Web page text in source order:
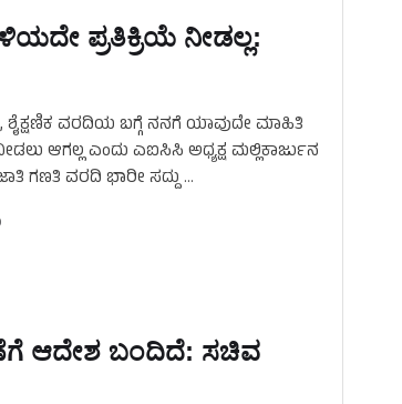
ಪ್ರತಿಕ್ರಿಯೆ ನೀಡಲ್ಲ:
ಶೈಕ್ಷಣಿಕ ವರದಿಯ ಬಗ್ಗೆ ನನಗೆ ಯಾವುದೇ ಮಾಹಿತಿ
ಆಗಲ್ಲ ಎಂದು ಎಐಸಿಸಿ ಅಧ್ಯಕ್ಷ ಮಲ್ಲಿಕಾರ್ಜುನ
ಗಣತಿ ವರದಿ ಭಾರೀ ಸದ್ದು …
ಆದೇಶ ಬಂದಿದೆ: ಸಚಿವ